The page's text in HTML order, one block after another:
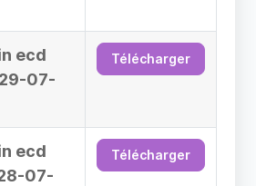
ecd
07-
Télécharger
ecd
07-
Télécharger